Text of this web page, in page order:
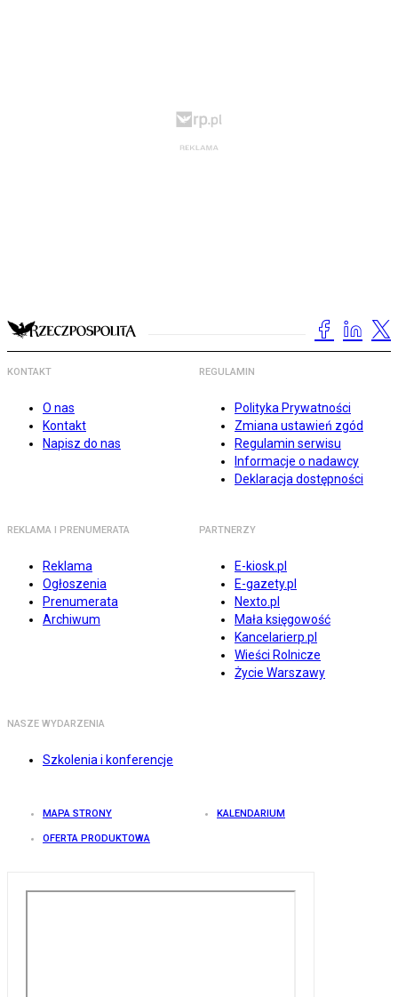
KONTAKT
O nas
Kontakt
Napisz do nas
REGULAMIN
Polityka Prywatności
Zmiana ustawień zgód
Regulamin serwisu
Informacje o nadawcy
Deklaracja dostępności
REKLAMA I PRENUMERATA
Reklama
Ogłoszenia
Prenumerata
Archiwum
PARTNERZY
E-kiosk.pl
E-gazety.pl
Nexto.pl
Mała księgowość
Kancelarierp.pl
Wieści Rolnicze
Życie Warszawy
NASZE WYDARZENIA
Szkolenia i konferencje
MAPA STRONY KALENDARIUM
OFERTA PRODUKTOWA